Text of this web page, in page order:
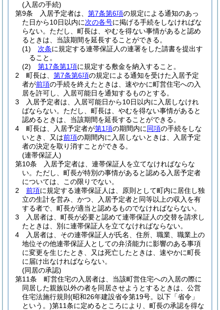
(入居の手続)
第9条
入居予定者は、 第7条第6項の規定による通知のあっ
た日から10日以内に次の各号に掲げる手続をしなければな
らない。 ただし、町長は、やむを得ない事情があると認め
るときは、当該期間を延長することができる。
(1)
次条に規定する連帯保証人の連署をした請書を提出す
ること。
(2)
第17条第1項に規定する敷金を納入すること。
2
町長は、 第7条第6項の規定による通知を受けた入居予定
者が前項の手続を終えたときは、速やかに町営住宅への入
居を許可し、入居可能日を通知するものとする。
3
入居予定者は、入居可能日から10日以内に入居しなけれ
ばならない。 ただし、町長は、やむを得ない事情があると
認めるときは、当該期間を延長することができる。
4
町長は、入居予定者が第1項の期間内に同項の手続をしな
いとき、又は前項の期間内に入居しないときは、入居予定
者の決定を取り消すことができる。
(連帯保証人)
第10条
入居予定者は、連帯保証人を立てなければならな
い。 ただし、町長が特別の事情があると認める入居予定者
については、この限りでない。
2
前項に規定する連帯保証人は、原則として町内に居住し独
立の生計を営み、かつ、入居予定者と同等以上の収入を有
する者で、町長が適当と認めるものでなければならない。
3
入居者は、町長が必要と認めて連帯保証人の交替を請求し
たときは、別に連帯保証人を立てなければならない。
4
入居者は、その連帯保証人が氏名、住所、職業、職業上の
地位その他連帯保証人としての弁済能力に影響のある事項
に変更を生じたとき、又は死亡したときは、速やかに町長
に届け出なければならない。
(同居の承認)
第11条
町営住宅の入居者は、当該町営住宅への入居の際に
同居した親族以外の者を同居させようとするときは、公営
住宅法施行規則 (昭和26年建設省令第19号。以下「省令」
という。)第11条に定めるところにより、町長の承認を得な